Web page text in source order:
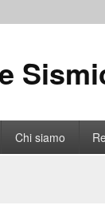
Chi siamo